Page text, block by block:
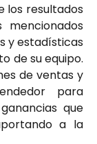
los resultados
y estadísticas
de su equipo.
de ventas y
para
que
a la